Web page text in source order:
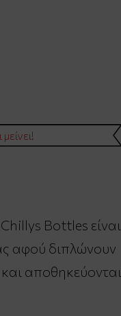
Bottles είναι
αφού διπλώνουν
αποθηκεύονται